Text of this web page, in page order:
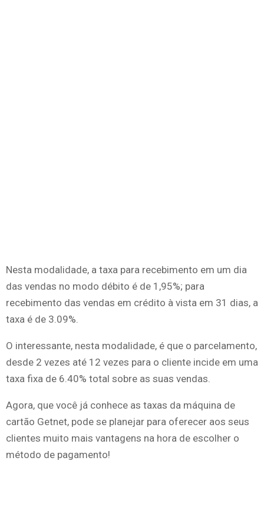
Nesta modalidade, a taxa para recebimento em um dia
das vendas no modo débito é de 1,95%; para
recebimento das vendas em crédito à vista em 31 dias, a
taxa é de 3.09%.
O interessante, nesta modalidade, é que o parcelamento,
desde 2 vezes até 12 vezes para o cliente incide em uma
taxa fixa de 6.40% total sobre as suas vendas.
Agora, que você já conhece as taxas da máquina de
cartão Getnet, pode se planejar para oferecer aos seus
clientes muito mais vantagens na hora de escolher o
método de pagamento!